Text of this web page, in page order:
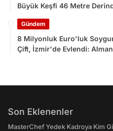
Büyük Keşfi 46 Metre
Gündem
8 Milyonluk Euro'luk
Çift, İzmir'de Evlendi:
Son Eklenenler
MasterChef Yedek Kadroya Kim